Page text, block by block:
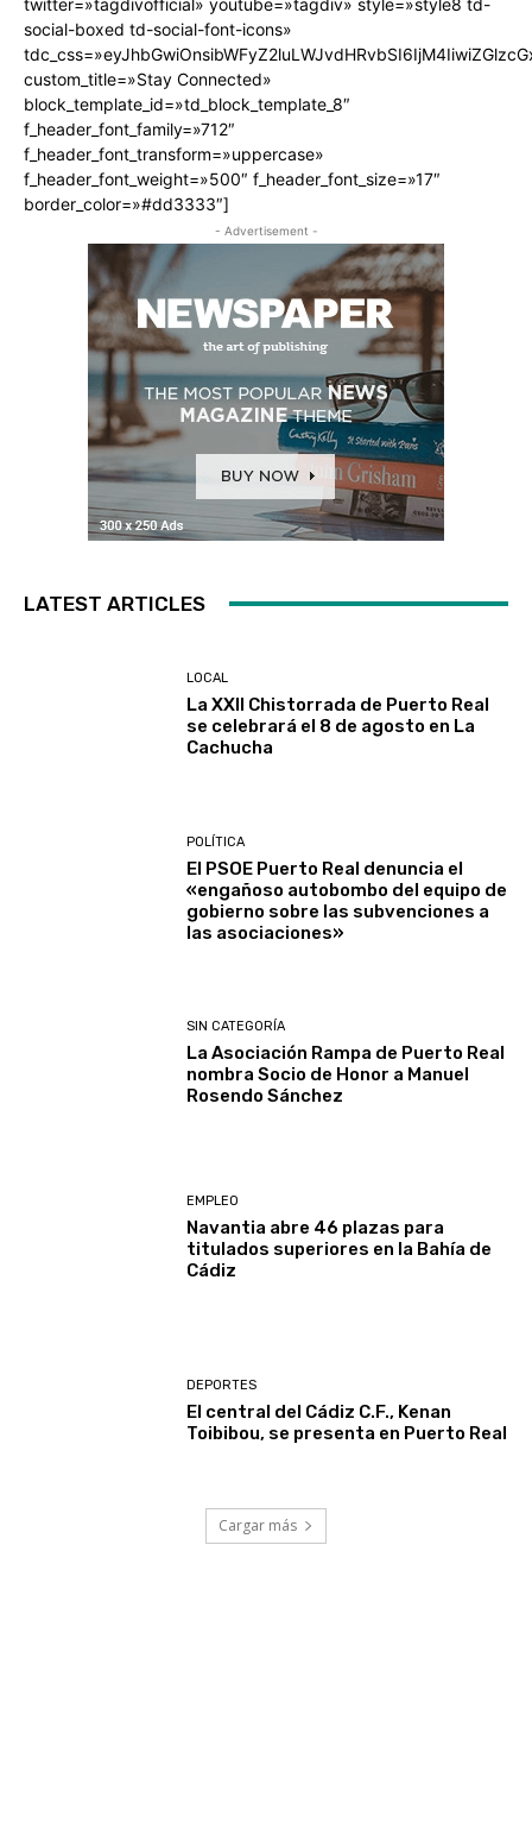
social-boxed td-social-font-icons»
custom_title=»Stay Connected»
block_template_id=»td_block_template_8″
f_header_font_family=»712″
f_header_font_transform=»uppercase»
f_header_font_weight=»500″ f_header_font_size=»17″
border_color=»#dd3333″]
- Advertisement -
LATEST ARTICLES
LOCAL
La XXII Chistorrada de Puerto Real
se celebrará el 8 de agosto en La
Cachucha
POLÍTICA
El PSOE Puerto Real denuncia el
«engañoso autobombo del equipo de
gobierno sobre las subvenciones a
las asociaciones»
SIN CATEGORÍA
La Asociación Rampa de Puerto Real
nombra Socio de Honor a Manuel
Rosendo Sánchez
EMPLEO
Navantia abre 46 plazas para
titulados superiores en la Bahía de
Cádiz
DEPORTES
El central del Cádiz C.F., Kenan
Toibibou, se presenta en Puerto Real
Cargar más